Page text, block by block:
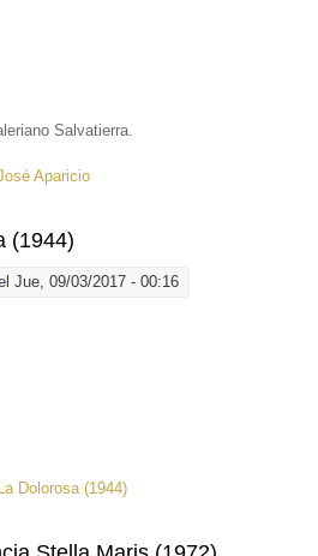
Salvatierra.
Aparicio
(1944)
Jue, 09/03/2017 - 00:16
Dolorosa (1944)